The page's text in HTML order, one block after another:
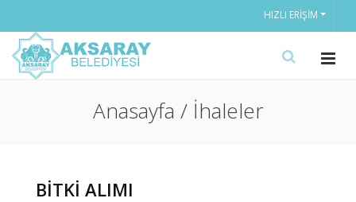
HIZLI ERIŞIM
Anasayfa / İhaleler
BİTKİ ALIMI